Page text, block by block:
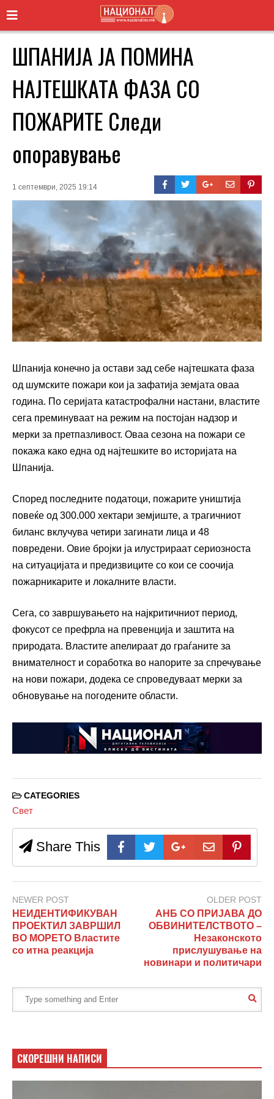
ШПАНИЈА ЈА ПОМИНА
НАЈТЕШКАТА ФАЗА СО
ПОЖАРИТЕ Следи
опоравување
1 септември, 2025 19:14
Шпанија конечно ја остави зад себе најтешката фаза
од шумските пожари кои ја зафатија земјата оваа
година. По серијата катастрофални настани, властите
сега преминуваат на режим на постојан надзор и
мерки за претпазливост. Оваа сезона на пожари се
покажа како една од најтешките во историјата на
Шпанија.
Според последните податоци, пожарите уништија
повеќе од 300.000 хектари земјиште, а трагичниот
биланс вклучува четири загинати лица и 48
повредени. Овие бројки ја илустрираат сериозноста
на ситуацијата и предизвиците со кои се соочија
пожарникарите и локалните власти.
Сега, со завршувањето на најкритичниот период,
фокусот се префрла на превенција и заштита на
природата. Властите апелираат до граѓаните за
внимателност и соработка во напорите за спречување
на нови пожари, додека се спроведуваат мерки за
обновување на погодените области.
CATEGORIES
Свет
Share This
NEWER POST
НЕИДЕНТИФИКУВАН
ПРОЕКТИЛ ЗАВРШИЛ
ВО МОРЕТО Властите
со итна реакција
OLDER POST
АНБ СО ПРИЈАВА ДО
ОБВИНИТЕЛСТВОТО –
Незаконското
прислушување на
новинари и политичари
СКОРЕШНИ НАПИСИ